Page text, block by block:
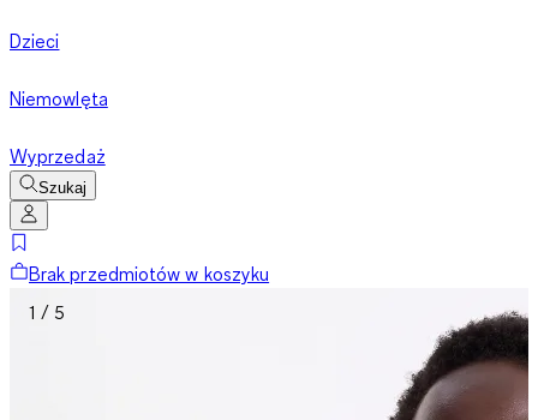
Dzieci
Niemowlęta
Wyprzedaż
Szukaj
Brak przedmiotów w koszyku
1 / 5